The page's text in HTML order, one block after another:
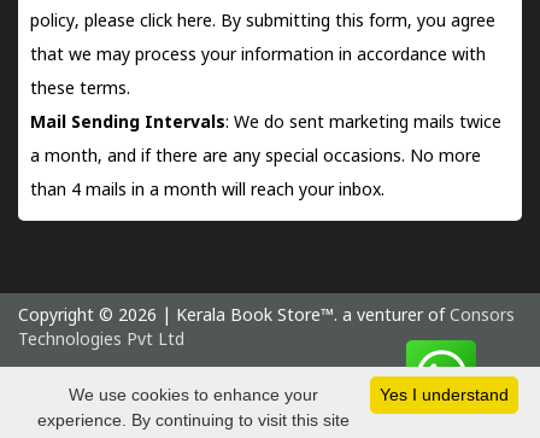
policy, please click here. By submitting this form, you agree
that we may process your information in accordance with
these terms.
Mail Sending Intervals: We do sent marketing mails twice
a month, and if there are any special occasions. No more
than 4 mails in a month will reach your inbox.
Copyright © 2026 | Kerala Book Store™. a venturer of Consors
Technologies Pvt Ltd
Thursday 6 August, 2026 IST
Yes I understand
We use cookies to enhance your
experience. By continuing to visit this site